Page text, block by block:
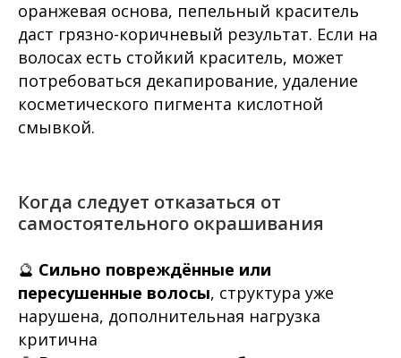
оранжевая основа, пепельный краситель
даст грязно-коричневый результат. Если на
волосах есть стойкий краситель, может
потребоваться декапирование, удаление
косметического пигмента кислотной
смывкой.
Когда следует отказаться от
самостоятельного окрашивания
🔮 Сильно повреждённые или
пересушенные волосы, структура уже
нарушена, дополнительная нагрузка
критична